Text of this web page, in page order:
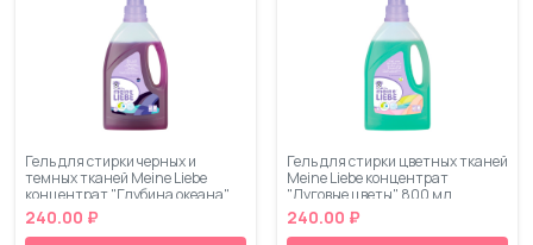
Гель для стирки черных и
темных тканей Meine Liebe
концентрат "Глубина океана"
800 мл
240.00 ₽
Гель для стирки цветных тканей
Meine Liebe концентрат
"Луговые цветы" 800 мл
240.00 ₽